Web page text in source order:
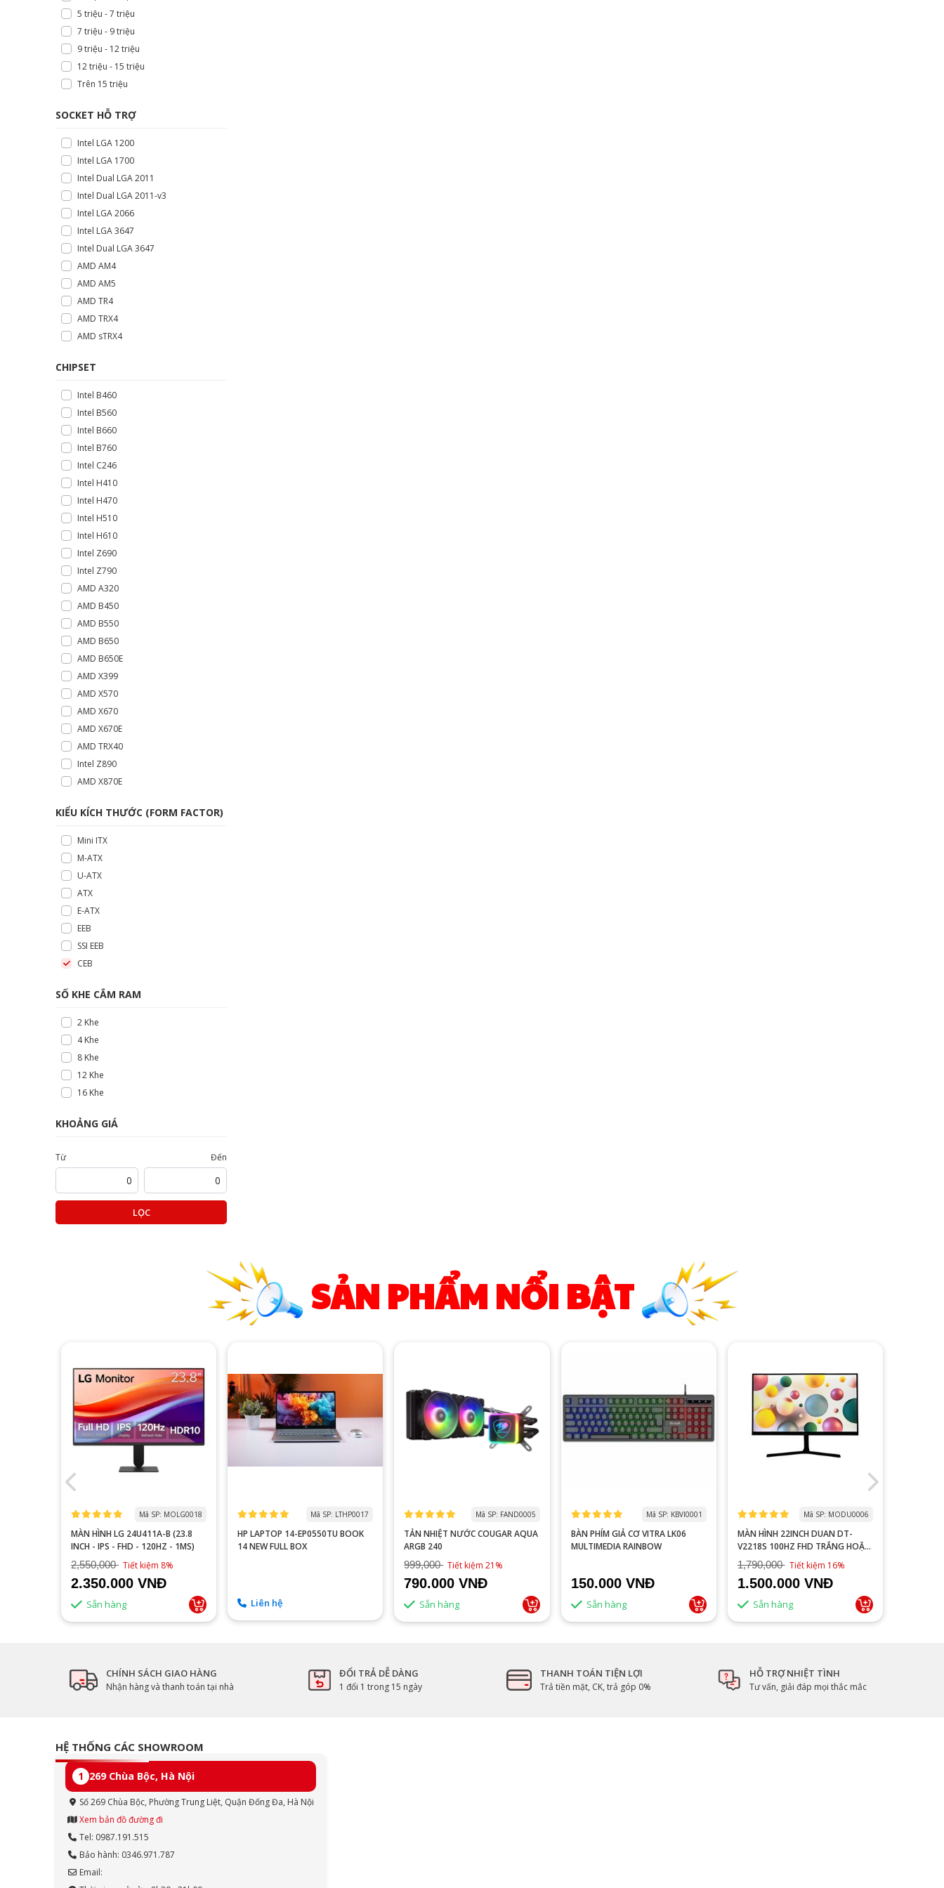
5 triệu - 7 triệu
7 triệu - 9 triệu
9 triệu - 12 triệu
12 triệu - 15 triệu
Trên 15 triệu
SOCKET HỖ TRỢ
Intel LGA 1200
Intel LGA 1700
Intel Dual LGA 2011
Intel Dual LGA 2011-v3
Intel LGA 2066
Intel LGA 3647
Intel Dual LGA 3647
AMD AM4
AMD AM5
AMD TR4
AMD TRX4
AMD sTRX4
CHIPSET
Intel B460
Intel B560
Intel B660
Intel B760
Intel C246
Intel H410
Intel H470
Intel H510
Intel H610
Intel Z690
Intel Z790
AMD A320
AMD B450
AMD B550
AMD B650
AMD B650E
AMD X399
AMD X570
AMD X670
AMD X670E
AMD TRX40
Intel Z890
AMD X870E
KIỂU KÍCH THƯỚC (FORM FACTOR)
Mini ITX
M-ATX
U-ATX
ATX
E-ATX
EEB
SSI EEB
CEB
SỐ KHE CẮM RAM
2 Khe
4 Khe
8 Khe
12 Khe
16 Khe
KHOẢNG GIÁ
Từ Đến
LỌC
SẢN PHẨM NỔI BẬT
Mã SP: MOLG0018
MÀN HÌNH LG 24U411A-B (23.8
INCH - IPS - FHD - 120HZ - 1MS)
2,550,000 Tiết kiệm 8%
2.350.000 VNĐ
Sẵn hàng
Mã SP: LTHP0017
HP LAPTOP 14-EP0550TU BOOK
14 NEW FULL BOX
Liên hệ
Mã SP: FAND0005
TẢN NHIỆT NƯỚC COUGAR AQUA
ARGB 240
999,000 Tiết kiệm 21%
790.000 VNĐ
Sẵn hàng
Mã SP: KBVI0001
BÀN PHÍM GIẢ CƠ VITRA LK06
MULTIMEDIA RAINBOW
150.000 VNĐ
Sẵn hàng
Mã SP: MODU0006
MÀN HÌNH 22INCH DUAN DT-
V2218S 100HZ FHD TRẮNG HOẶC
ĐEN
1,790,000 Tiết kiệm 16%
1.500.000 VNĐ
Sẵn hàng
CHÍNH SÁCH GIAO HÀNG
Nhận hàng và thanh toán tại nhà
ĐỔI TRẢ DỄ DÀNG
1 đổi 1 trong 15 ngày
THANH TOÁN TIỆN LỢI
Trả tiền mặt, CK, trả góp 0%
HỖ TRỢ NHIỆT TÌNH
Tư vấn, giải đáp mọi thắc mắc
HỆ THỐNG CÁC SHOWROOM
1 269 Chùa Bộc, Hà Nội
Số 269 Chùa Bộc, Phường Trung Liệt, Quận Đống Đa, Hà Nội
Xem bản đồ đường đi
Tel: 0987.191.515
Bảo hành: 0346.971.787
Email: